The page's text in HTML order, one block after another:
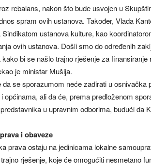
rebalans, nakon što bude usvojen u
spram ovih ustanova. Također, Vlada
Sindikatom ustanova kulture, kao
ovih ustanova. Došli smo do određenih
kako bi se našlo trajno rješenje za
je ministar Mušija.
da se sporazumom neće zadirati u osnivačka
općinama, ali da će, prema predloženom
u upravnim odborima, budući da
i obaveze
prava ostaju na jedinicama lokalne
rješenje, koje će omogućiti nesmetano